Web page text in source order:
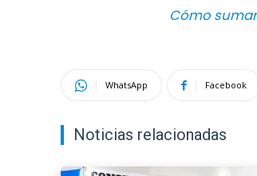
Cómo
WhatsApp Facebook
Noticias relacionadas